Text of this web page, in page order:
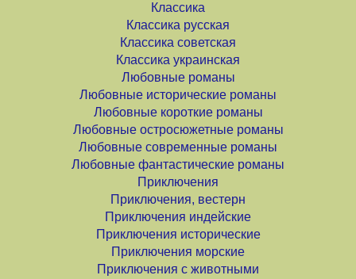
Классика
Классика русская
Классика советская
Классика украинская
Любовные романы
Любовные исторические романы
Любовные короткие романы
Любовные остросюжетные романы
Любовные современные романы
Любовные фантастические романы
Приключения
Приключения, вестерн
Приключения индейские
Приключения исторические
Приключения морские
Приключения с животными